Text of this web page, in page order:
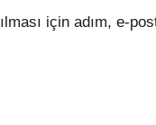
için adım, e-